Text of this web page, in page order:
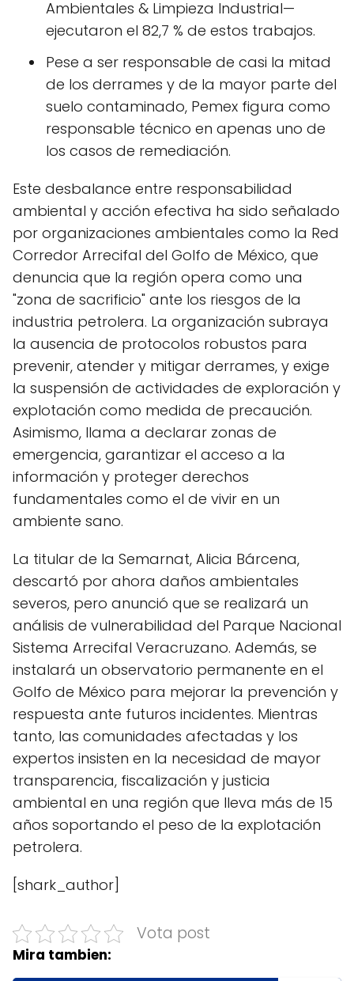
Ambientales & Limpieza Industrial—
ejecutaron el 82,7 % de estos trabajos.
Pese a ser responsable de casi la mitad
de los derrames y de la mayor parte del
suelo contaminado, Pemex figura como
responsable técnico en apenas uno de
los casos de remediación.
Este desbalance entre responsabilidad
ambiental y acción efectiva ha sido señalado
por organizaciones ambientales como la Red
Corredor Arrecifal del Golfo de México, que
denuncia que la región opera como una
"zona de sacrificio" ante los riesgos de la
industria petrolera. La organización subraya
la ausencia de protocolos robustos para
prevenir, atender y mitigar derrames, y exige
la suspensión de actividades de exploración y
explotación como medida de precaución.
Asimismo, llama a declarar zonas de
emergencia, garantizar el acceso a la
información y proteger derechos
fundamentales como el de vivir en un
ambiente sano.
La titular de la Semarnat, Alicia Bárcena,
descartó por ahora daños ambientales
severos, pero anunció que se realizará un
análisis de vulnerabilidad del Parque Nacional
Sistema Arrecifal Veracruzano. Además, se
instalará un observatorio permanente en el
Golfo de México para mejorar la prevención y
respuesta ante futuros incidentes. Mientras
tanto, las comunidades afectadas y los
expertos insisten en la necesidad de mayor
transparencia, fiscalización y justicia
ambiental en una región que lleva más de 15
años soportando el peso de la explotación
petrolera.
[shark_author]
Vota post
Mira tambien: